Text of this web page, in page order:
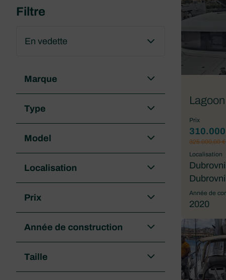
Filtre
Marque
Type
Model
Localisation
Prix
Année de construction
Taille
Prix
325.000,00
Localisation
Année de
2020